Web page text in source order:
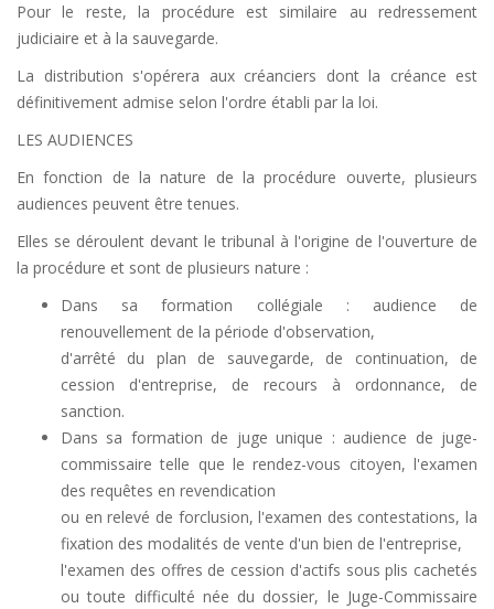
Pour le reste, la procédure est similaire au redressement
judiciaire et à la sauvegarde.
La distribution s'opérera aux créanciers dont la créance est
définitivement admise selon l'ordre établi par la loi.
LES AUDIENCES
En fonction de la nature de la procédure ouverte, plusieurs
audiences peuvent être tenues.
Elles se déroulent devant le tribunal à l'origine de l'ouverture de
la procédure et sont de plusieurs nature :
Dans sa formation collégiale : audience de
renouvellement de la période d'observation,
d'arrêté du plan de sauvegarde, de continuation, de
cession d'entreprise, de recours à ordonnance, de
sanction.
Dans sa formation de juge unique : audience de juge-
commissaire telle que le rendez-vous citoyen, l'examen
des requêtes en revendication
ou en relevé de forclusion, l'examen des contestations, la
fixation des modalités de vente d'un bien de l'entreprise,
l'examen des offres de cession d'actifs sous plis cachetés
ou toute difficulté née du dossier, le Juge-Commissaire